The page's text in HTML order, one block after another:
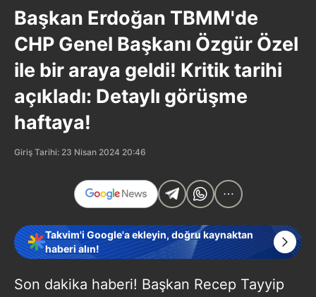
Başkan Erdoğan TBMM'de
CHP Genel Başkanı Özgür Özel
ile bir araya geldi! Kritik tarihi
açıkladı: Detaylı görüşme
haftaya!
Giriş Tarihi: 23 Nisan 2024 20:46
Takvim'i Google'a ekleyin, doğru kaynaktan
haberi alın!
Son dakika haberi! Başkan Recep Tayyip